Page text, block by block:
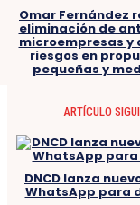
Omar Fernández
eliminación de
microempresas y
riesgos en
pequeñas y
ARTÍCULO
DNCD lanza
WhatsApp para